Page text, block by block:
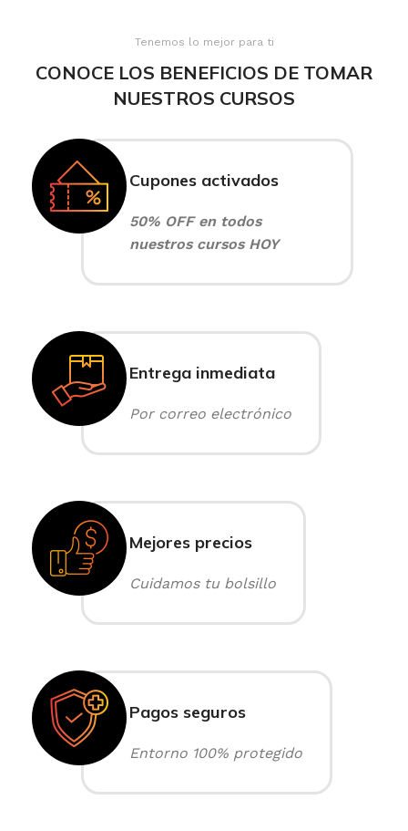
Tenemos lo mejor para ti
CONOCE LOS BENEFICIOS DE TOMAR
NUESTROS CURSOS
Cupones activados
50% OFF en todos
nuestros cursos HOY
Entrega inmediata
Por correo electrónico
Mejores precios
Cuidamos tu bolsillo
Pagos seguros
Entorno 100% protegido